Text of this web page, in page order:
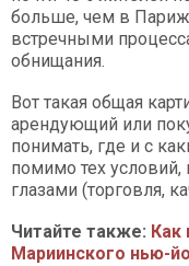
больше, чем в
встречными
обнищания.
Вот такая общая
арендующий или
понимать, где и с
помимо тех
глазами (торговля,
Читайте также: Как
Мариинского нью-